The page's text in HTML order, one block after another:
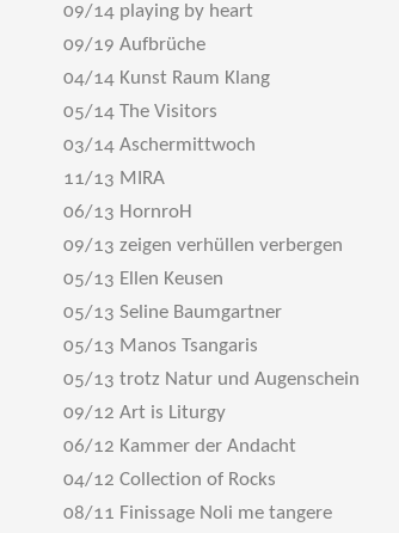
09/14 playing by heart
09/19 Aufbrüche
04/14 Kunst Raum Klang
05/14 The Visitors
03/14 Aschermittwoch
11/13 MIRA
06/13 HornroH
09/13 zeigen verhüllen verbergen
05/13 Ellen Keusen
05/13 Seline Baumgartner
05/13 Manos Tsangaris
05/13 trotz Natur und Augenschein
09/12 Art is Liturgy
06/12 Kammer der Andacht
04/12 Collection of Rocks
08/11 Finissage Noli me tangere